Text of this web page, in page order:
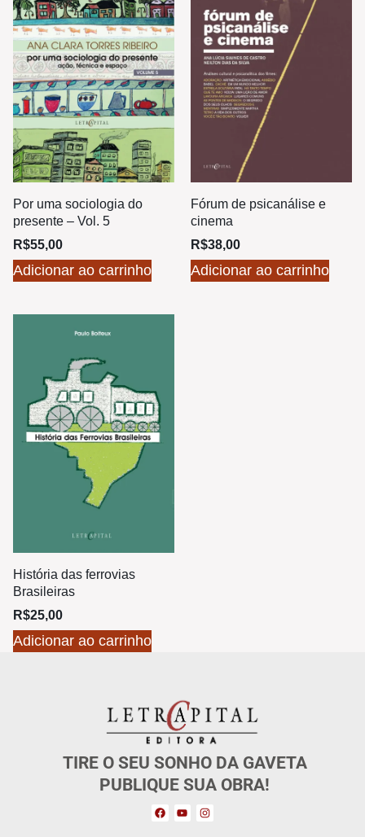
Por uma sociologia do
presente – Vol. 5
R$55,00
Adicionar ao carrinho
Fórum de psicanálise e
cinema
R$38,00
Adicionar ao carrinho
História das ferrovias
Brasileiras
R$25,00
Adicionar ao carrinho
TIRE O SEU SONHO DA GAVETA
PUBLIQUE SUA OBRA!